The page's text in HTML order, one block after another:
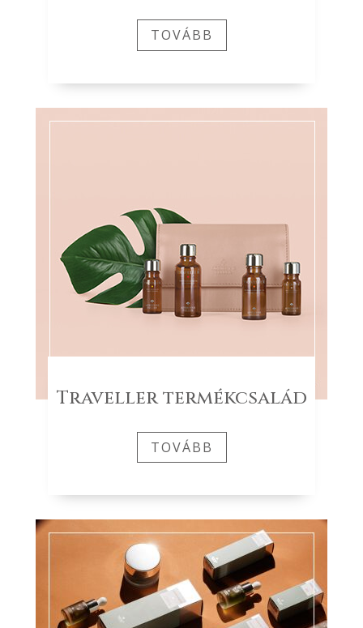
TOVÁBB
Traveller termékcsalád
TOVÁBB